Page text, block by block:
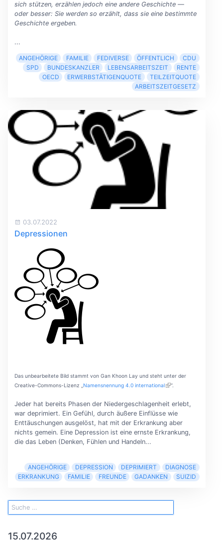
sich stützen, erzählen jedoch eine andere Geschichte —
oder besser: Sie werden so erzählt, dass sie eine bestimmte
Geschichte ergeben.
...
ANGEHÖRIGE FAMILIE FEDIVERSE ÖFFENTLICH
CDU
SPD
BUNDESKANZLER LEBENSARBEITSZEIT
RENTE
OECD
ERWERBSTÄTIGENQUOTE
TEILZEITQUOTE
ARBEITSZEITGESETZ
03.07.2022
Depressionen
Das unbearbeitete Bild stammt von Gan Khoon Lay und steht unter der
Creative-Commons-Lizenz „
Namensnennung 4.0 international “.
Jeder hat bereits Phasen der Niedergeschlagenheit erlebt,
war deprimiert. Ein Gefühl, durch äußere Einflüsse wie
Enttäuschungen ausgelöst, hat mit der Erkrankung aber
nichts gemein. Eine Depression ist eine ernste Erkrankung,
die das Leben (Denken, Fühlen und Handeln...
ANGEHÖRIGE DEPRESSION DEPRIMIERT
DIAGNOSE
ERKRANKUNG
FAMILIE FREUNDE GADANKEN SUIZID
15.07.2026